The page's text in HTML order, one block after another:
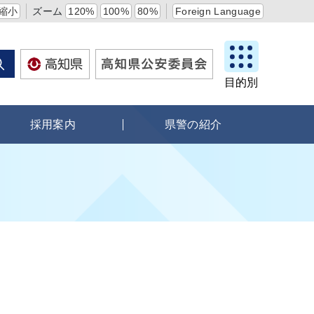
小 ズーム 120% 100% 80% Foreign Language
目的別
採用案内 県警の紹介